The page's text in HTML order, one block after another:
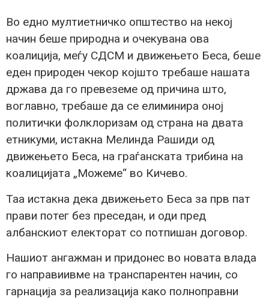
Во едно мултиетничко општество на некој
начин беше природна и очекувана ова
коалиција, меѓу СДСМ и движењето Беса, беше
еден природен чекор којшто требаше нашата
држава да го превеземе од причина што,
воглавно, требаше да се елиминира оној
политички фолклоризам од страна на двата
етникуми, истакна Мелинда Рашиди од
движењето Беса, на граѓанската трибина на
коалицијата „Можеме“ во Кичево.
Таа истакна дека движењето Беса за прв пат
прави потег без преседан, и оди пред
албанскиот електорат со потпишан договор.
Нашиот ангажман и придонес во новата влада
го направиивме на транспарентен начин, со
гарнација за реализација како полноправни